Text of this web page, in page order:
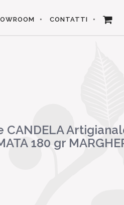
CONTATTI
CANDELA
180 gr